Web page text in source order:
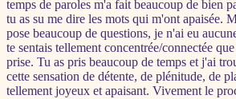
temps de paroles m'a fait beaucoup de bien
tu as su me dire les mots qui m'ont apaisée.
pose beaucoup de questions, je n'ai eu
te sentais tellement concentrée/connectée
prise. Tu as pris beaucoup de temps et j'ai
cette sensation de détente, de plénitude, de
tellement joyeux et apaisant. Vivement le